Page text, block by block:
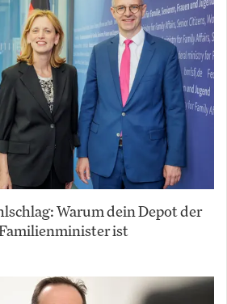
Warum dein Depot der
ist